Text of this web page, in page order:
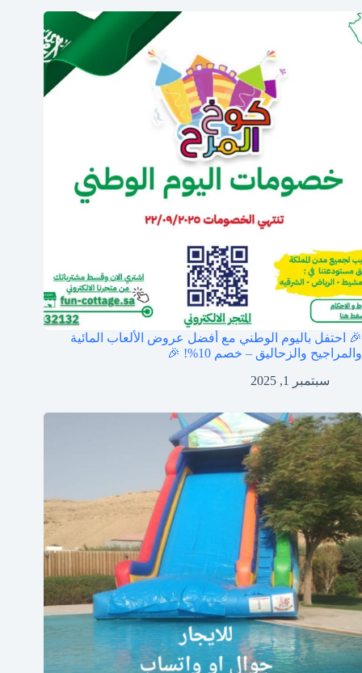
🎉 احتفل باليوم الوطني مع أفضل عروض الألعاب المائية
والمراجيح والزحاليق – خصم 10%! 🎉
سبتمبر 1, 2025